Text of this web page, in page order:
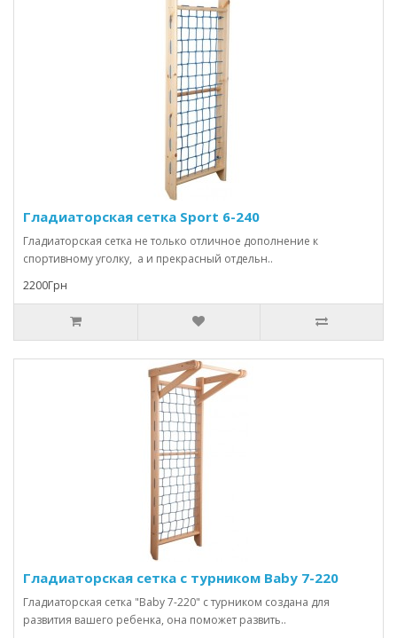
Гладиаторская сетка Sport 6-240
Гладиаторская сетка не только отличное дополнение к
спортивному уголку, а и прекрасный отдельн..
2200Грн
Гладиаторская сетка с турником Baby 7-220
Гладиаторская сетка "Baby 7-220" с турником создана для
развития вашего ребенка, она поможет развить..